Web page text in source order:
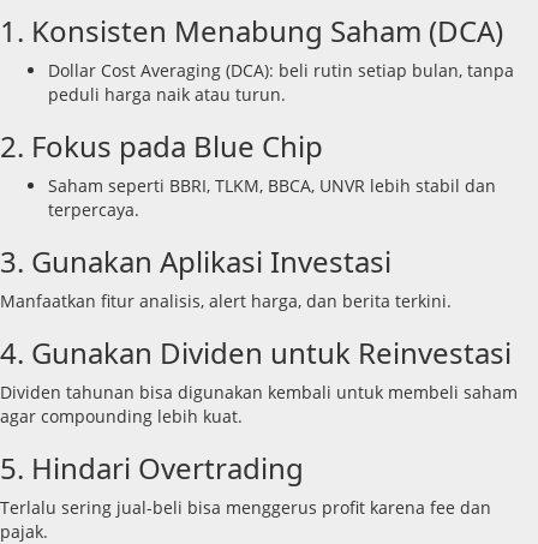
1. Konsisten Menabung Saham (DCA)
Dollar Cost Averaging (DCA): beli rutin setiap bulan, tanpa
peduli harga naik atau turun.
2. Fokus pada Blue Chip
Saham seperti BBRI, TLKM, BBCA, UNVR lebih stabil dan
terpercaya.
3. Gunakan Aplikasi Investasi
Manfaatkan fitur analisis, alert harga, dan berita terkini.
4. Gunakan Dividen untuk Reinvestasi
Dividen tahunan bisa digunakan kembali untuk membeli saham
agar compounding lebih kuat.
5. Hindari Overtrading
Terlalu sering jual-beli bisa menggerus profit karena fee dan
pajak.